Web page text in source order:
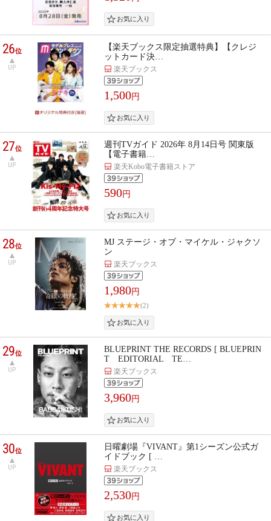
26位
UP
【楽天ブックス限定抽選特典】【クレジ
ットカード決…
楽天ブックス
1,500円
27位
UP
週刊TVガイド 2026年 8月14日号 関東版
【電子書籍…
楽天Kobo電子書籍ストア
590円
28位
UP
MJ ステージ・オブ・マイケル・ジャクソ
ン
楽天ブックス
1,980円
(2)
29位
UP
BLUEPRINT THE RECORDS [ BLUEPRIN
T EDITORIAL TE…
楽天ブックス
3,960円
30位
UP
日曜劇場『VIVANT』第1シーズン公式ガ
イドブック [ …
楽天ブックス
2,530円